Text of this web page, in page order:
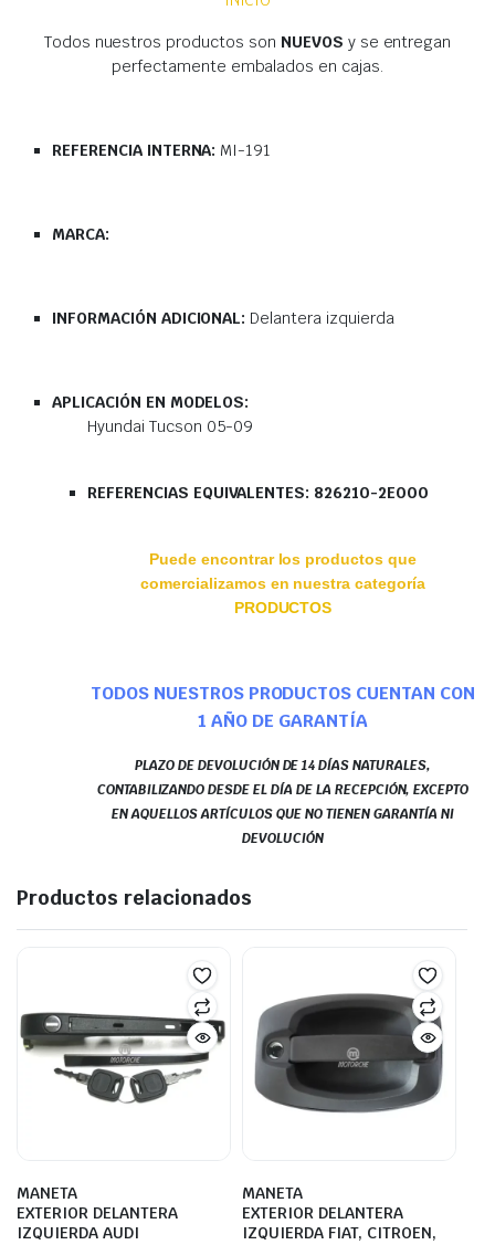
Todos nuestros productos son NUEVOS y se entregan
perfectamente embalados en cajas.
REFERENCIA INTERNA: MI-191
MARCA:
INFORMACIÓN ADICIONAL: Delantera izquierda
APLICACIÓN EN MODELOS:
Hyundai Tucson 05-09
REFERENCIAS EQUIVALENTES: 826210-2E000
Puede encontrar los productos que
comercializamos en nuestra categoría
PRODUCTOS
TODOS NUESTROS PRODUCTOS CUENTAN CON
1 AÑO DE GARANTÍA
PLAZO DE DEVOLUCIÓN DE 14 DÍAS NATURALES,
CONTABILIZANDO DESDE EL DÍA DE LA RECEPCIÓN, EXCEPTO
EN AQUELLOS ARTÍCULOS QUE NO TIENEN GARANTÍA NI
DEVOLUCIÓN
Productos relacionados
MANETA
EXTERIOR DELANTERA
IZQUIERDA AUDI
MANETA
EXTERIOR DELANTERA
IZQUIERDA FIAT, CITROEN,